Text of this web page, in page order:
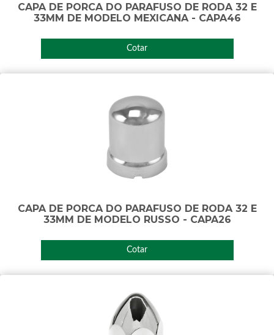
CAPA DE PORCA DO PARAFUSO DE RODA 32 E
33MM DE MODELO MEXICANA - CAPA46
Cotar
CAPA DE PORCA DO PARAFUSO DE RODA 32 E
33MM DE MODELO RUSSO - CAPA26
Cotar